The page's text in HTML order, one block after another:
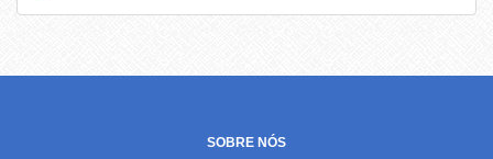
SOBRE NÓS